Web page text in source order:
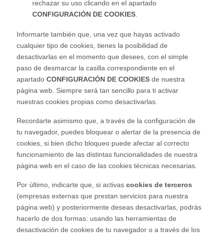
rechazar su uso clicando en el apartado
CONFIGURACIÓN DE COOKIES
Informarte también que, una vez que hayas activado
cualquier tipo de cookies, tienes la posibilidad de
desactivarlas en el momento que desees, con el simple
paso de desmarcar la casilla correspondiente en el
apartadoCONFIGURACIÓN DE COOKIESde nuestra
página web. Siempre será tan sencillo para ti activar
nuestras cookies propias como desactivarlas.
Recordarte asimismo que, a través de la configuración de
tu navegador, puedes bloquear o alertar de la presencia de
cookies, si bien dicho bloqueo puede afectar al correcto
funcionamiento de las distintas funcionalidades de nuestra
página web en el caso de las cookies técnicas necesarias.
Por último, indicarte que, si activascookies de terceros
(empresas externas que prestan servicios para nuestra
página web) y posteriormente deseas desactivarlas, podrás
hacerlo de dos formas: usando las herramientas de
desactivación de cookies de tu navegador o a través de los